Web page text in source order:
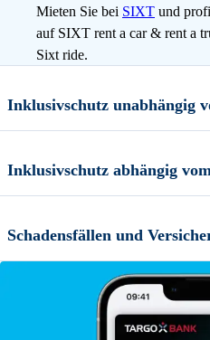
Mieten Sie bei SIXT und
auf SIXT rent a car & rent a
Sixt ride.
Inklusivschutz unabhängig
Inklusivschutz abhängig
Schadensfällen und